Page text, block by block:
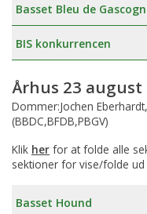
Basset Bleu de
BIS konkurrencen
Århus 23 august
Dommer:Jochen
(BBDC,BFDB,PBGV)
Klik her for at folde alle
sektioner for vise/folde ud
Basset Hound